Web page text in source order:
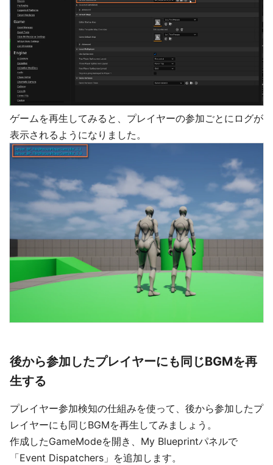
ゲームを再生してみると、プレイヤーの参加ごとにログが
表示されるようになりました。
後から参加したプレイヤーにも同じBGMを再
生する
プレイヤー参加検知の仕組みを使って、後から参加したプ
レイヤーにも同じBGMを再生してみましょう。
作成したGameModeを開き、My Blueprintパネルで
「Event Dispatchers」を追加します。